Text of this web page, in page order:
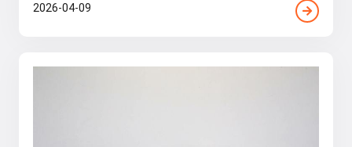
2026-04-09